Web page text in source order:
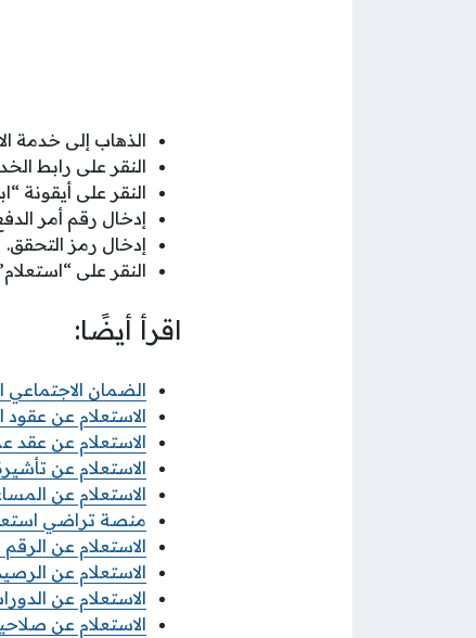
الذهاب إلى خدمة
النقر على رابط
النقر على أيقونة
إدخال رقم أمر
إدخال رمز التحقق.
النقر على
اقرأ أيضًا:
الضمان
الاستعلام عن عقود
الاستعلام عن
الاستعلام عن
الاستعلام عن
منصة تراضي
الاستعلام عن
الاستعلام عن الرصيد سوا 2026
الاستعلام عن الدورات
الاستعلام عن